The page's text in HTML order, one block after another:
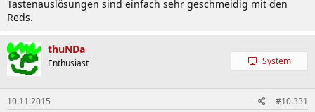
Tastenauslösungen sind einfach sehr geschmeidig mit den
Reds.
thuNDa
Enthusiast System
10.11.2015 #10.331